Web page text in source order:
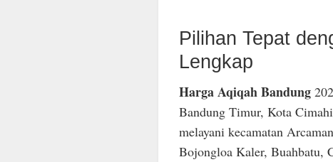
Pilihan Tepat
Lengkap
Harga Aqiqah Bandung
Bandung Timur, Kota
melayani kecamatan
Bojongloa Kaler, Buahbatu,